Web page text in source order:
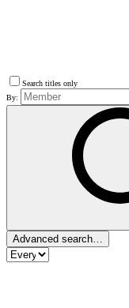
Search titles only
By:
Advanced search…